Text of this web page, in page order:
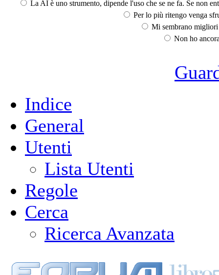
La AI è uno strumento, dipende l'uso che se ne fa. Se non
Per lo più ritengo venga
Mi sembrano
Non ho
Indice
General
Utenti
Lista Utenti
Regole
Cerca
Ricerca Avanzata